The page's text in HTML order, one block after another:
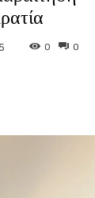
0
0